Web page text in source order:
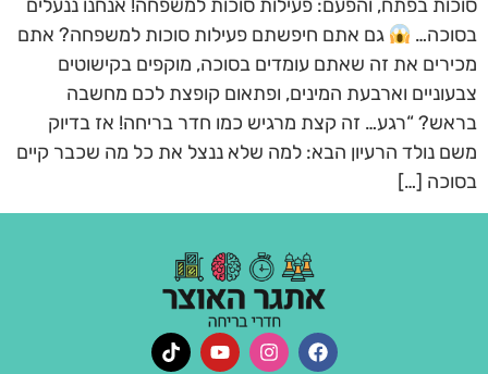
סוכות בפתח, והפעם: פעילות סוכות למשפחה! אנחנו ננעלים
בסוכה…
גם אתם חיפשתם פעילות סוכות למשפחה? אתם
מכירים את זה שאתם עומדים בסוכה, מוקפים בקישוטים
צבעוניים וארבעת המינים, ופתאום קופצת לכם מחשבה
בראש? “רגע… זה קצת מרגיש כמו חדר בריחה! אז בדיוק
משם נולד הרעיון הבא: למה שלא ננצל את כל מה שכבר קיים
בסוכה […]